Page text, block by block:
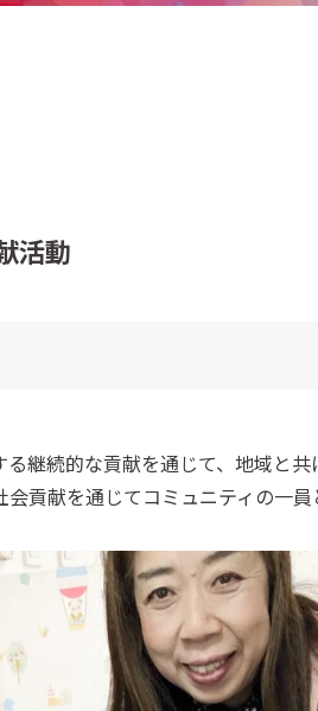
活動
継続的な貢献を通じて、地域と
貢献を通じてコミュニティの一員